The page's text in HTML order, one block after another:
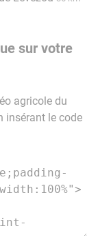
sur votre
agricole du
insérant le code